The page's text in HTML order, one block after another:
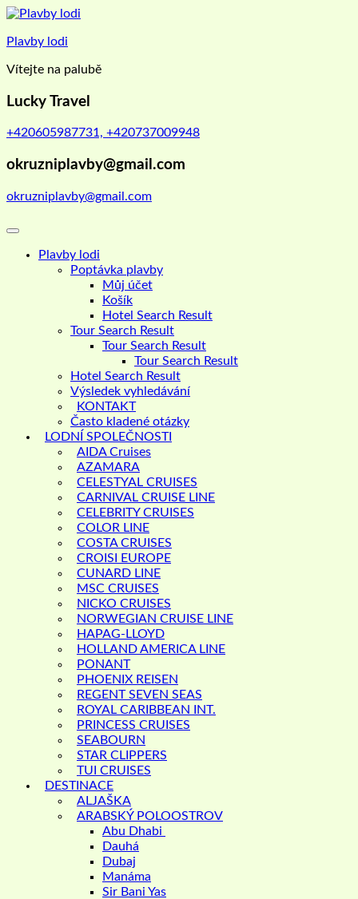
Skip
content
Plavby lodi
Vítejte na palubě
Lucky Travel
+420605987731, +420737009948
okruzniplavby@gmail.com
okruzniplavby@gmail.com
Plavby lodi
Poptávka plavby
Můj účet
Košík
Hotel Search Result
Tour Search Result
Tour Search Result
Tour Search Result
Hotel Search Result
Výsledek vyhledávání
KONTAKT
Často kladené otázky
LODNÍ SPOLEČNOSTI
AIDA Cruises
AZAMARA
CELESTYAL CRUISES
CARNIVAL CRUISE LINE
CELEBRITY CRUISES
COLOR LINE
COSTA CRUISES
CROISI EUROPE
CUNARD LINE
MSC CRUISES
NICKO CRUISES
NORWEGIAN CRUISE LINE
HAPAG-LLOYD
HOLLAND AMERICA LINE
PONANT
PHOENIX REISEN
REGENT SEVEN SEAS
ROYAL CARIBBEAN INT.
PRINCESS CRUISES
SEABOURN
STAR CLIPPERS
TUI CRUISES
DESTINACE
ALJAŠKA
ARABSKÝ POLOOSTROV
Abu Dhabi
Dauhá
Dubaj
Manáma
Sir Bani Yas